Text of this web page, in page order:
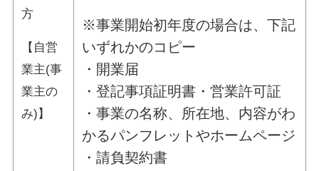
方
【自営
業主(事
業主の
み)】
※事業開始初年度の場合は、下記
いずれかのコピー
・開業届
・登記事項証明書・営業許可証
・事業の名称、所在地、内容がわ
かるパンフレットやホームページ
・請負契約書